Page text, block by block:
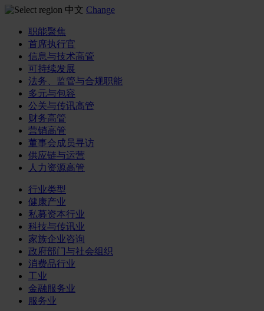
中文 Change
职能聚焦
首席执行官
信息与技术高管
可持续发展
法务、监管与合规职能
多元与包容
公关与传讯高管
财务高管
营销高管
董事会成员寻访
供应链与运营
人力资源高管
行业类型
健康产业
私募资本行业
科技与传讯业
家族企业咨询
政府部门与社会组织
消费品行业
工业
金融服务业
服务业